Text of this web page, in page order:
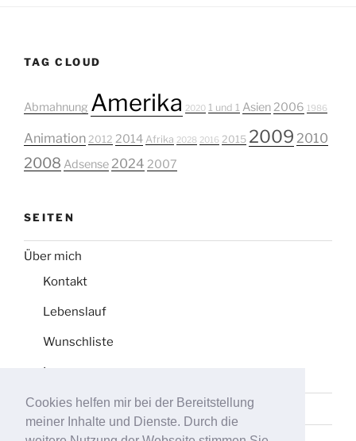
Cookies helfen mir bei der Bereitstellung
meiner Inhalte und Dienste. Durch die
TAG CLOUD
Abmahnung Amerika 2020 1 und 1 Asien2006 1986
Animation 2012 2014 Afrika 2028 2016 2015 2009 2010
2008 Adsense 2024 2007
SEITEN
Über mich
Kontakt
Lebenslauf
Wunschliste
Impressum
Datenschutz